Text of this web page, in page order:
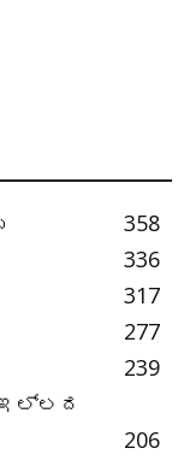
358
336
317
277
239
206